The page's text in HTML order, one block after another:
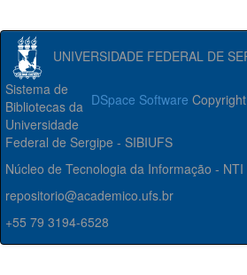
UNIVERSIDADE FEDERAL DE
DSpace Software
Sistema de
Bibliotecas da
Universidade
Federal de Sergipe - SIBIUFS
Núcleo de Tecnologia da Informação - NTI
repositorio@academico.ufs.br
+55 79 3194-6528